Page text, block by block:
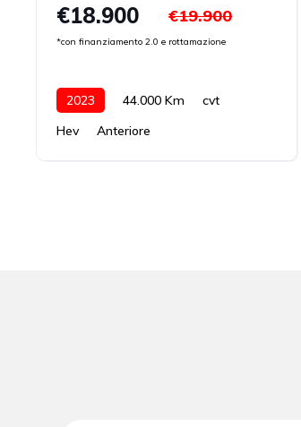
€18.900
*con finanziamento 2.0 e rottamazione
€19.900
2023 44.000 Km
cvt
Hev
Anteriore